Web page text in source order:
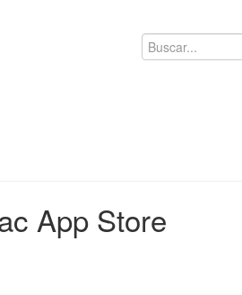
App Store